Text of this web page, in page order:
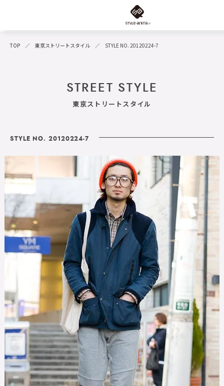
TOP 東京ストリートスタイル STYLE NO. 20120224-7
STREET STYLE
東京ストリートスタイル
STYLE NO. 20120224-7